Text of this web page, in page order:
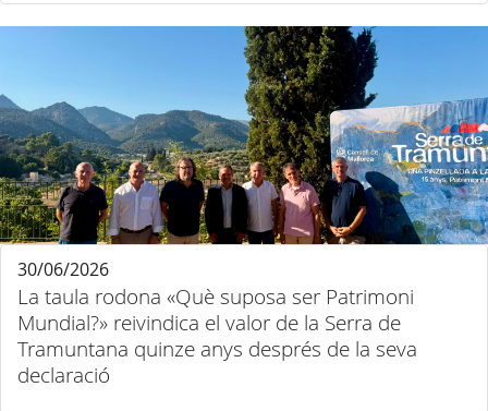
La taula rodona «Què suposa ser Patrimoni
Mundial?» reivindica el valor de la Serra de
Tramuntana quinze anys després de la seva
declaració
30/06/2026